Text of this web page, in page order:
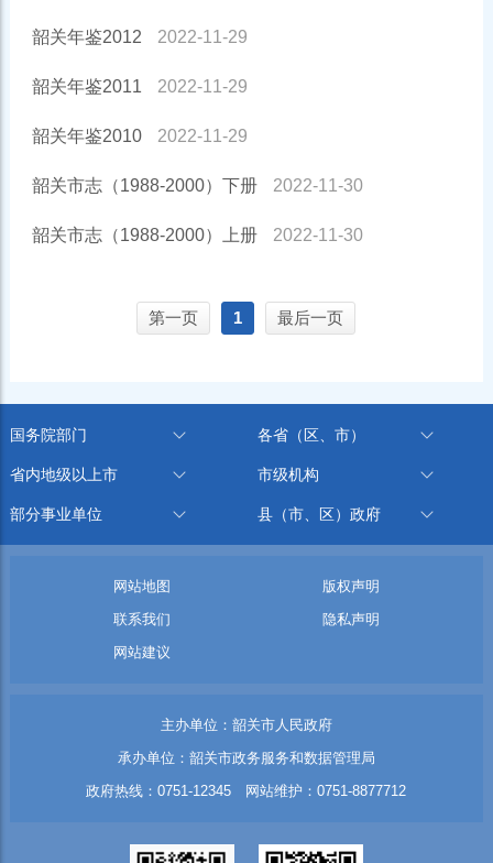
韶关年鉴2012 2022-11-29
韶关年鉴2011 2022-11-29
韶关年鉴2010 2022-11-29
韶关市志（1988-2000）下册 2022-11-30
韶关市志（1988-2000）上册 2022-11-30
第一页 1 最后一页
国务院部门 各省（区、市）
省内地级以上市 市级机构
部分事业单位 县（市、区）政府
网站地图
版权声明
联系我们
隐私声明
网站建议
主办单位：韶关市人民政府
承办单位：韶关市政务服务和数据管理局
政府热线：0751-12345 网站维护：0751-8877712